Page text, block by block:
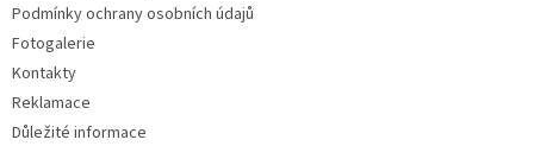
Podmínky ochrany osobních údajů
Fotogalerie
Kontakty
Reklamace
Důležité informace